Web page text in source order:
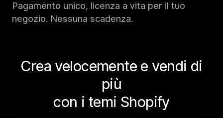
Pagamento unico, licenza a vita per il tuo
negozio. Nessuna scadenza.
Crea velocemente e vendi di
più
con i temi Shopify